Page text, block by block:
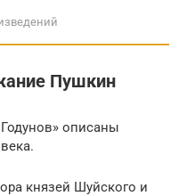
Пушкин
описаны
князей Шуйского и